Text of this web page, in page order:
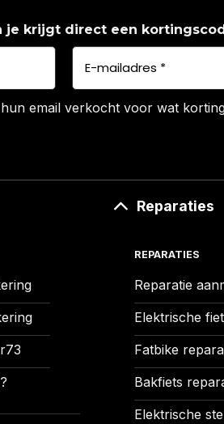
je krijgt direct een
email verkocht voor wat
Reparaties
REPARATIES
Reparatie
Elektrische
Fatbike
Bakfiets
Elektrische